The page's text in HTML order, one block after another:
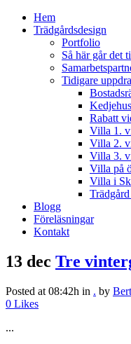
Hem
Trädgårdsdesign
Portfolio
Så här går det
Tidigare
Rabatt
Villa 1.
Villa 2.
Villa 3.
Villa på
Villa i
Blogg
Föreläsningar
Kontakt
13 dec Tre
Posted at 08:42h in . by
0 Likes
...